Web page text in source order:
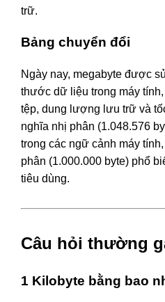
trữ.
Bảng chuyển đổi
Ngày nay, megabyte được
thước dữ liệu trong máy
tệp, dung lượng lưu trữ và
nghĩa nhị phân (1.048.576
trong các ngữ cảnh máy
phân (1.000.000 byte) phổ
tiêu dùng.
Câu hỏi thường
1 Kilobyte bằng bao